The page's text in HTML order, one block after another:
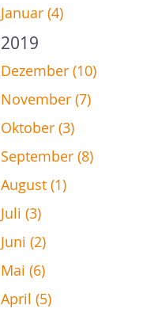
Januar (4)
2019
Dezember (10)
November (7)
Oktober (3)
September (8)
August (1)
Juli (3)
Juni (2)
Mai (6)
April (5)